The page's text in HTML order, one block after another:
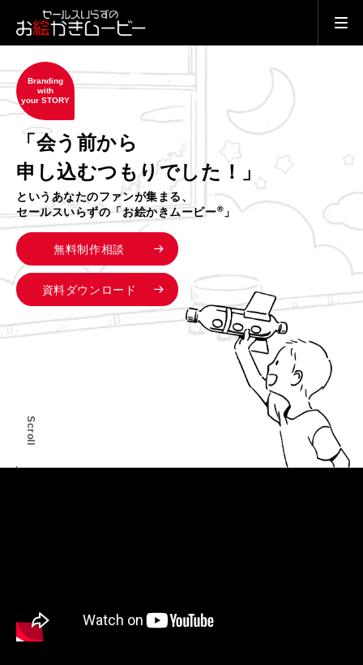
Branding
with
your STORY
「会う前から
申し込むつもりでした！」
というあなたのファンが集まる、
セールスいらずの「お絵かきムービー® 」
無料制作相談
資料ダウンロード
Scroll